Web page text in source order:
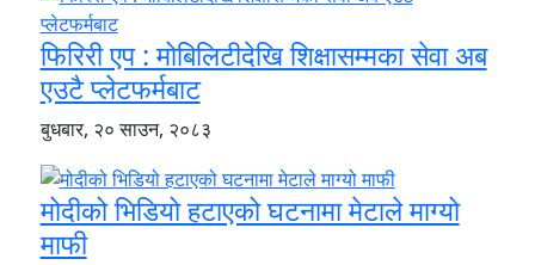
फिरिरी एप : मोबिलिटीदेखि शिक्षासम्मका सेवा अब
एउटै प्लेटफर्मबाट
बुधबार, २० साउन, २०८३
मोदीको भिडियो हटाएको घटनामा मेटाले माग्यो
माफी